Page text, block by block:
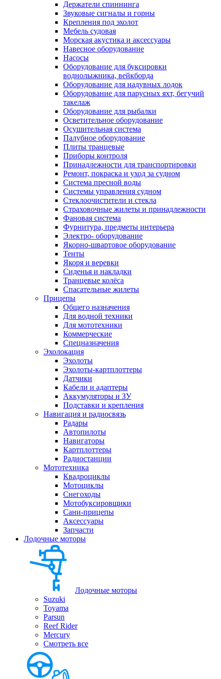
Держатели спиннинга
Звуковые сигналы и горны
Крепления под эхолот
Мебель судовая
Морская акустика и аксессуары
Навесное оборудование
Насосы
Оборудование для буксировки
воднолыжника, вейкборда
Оборудование для надувных лодок
Оборудование для парусных яхт, бегучий
такелаж
Оборудование для рыбалки
Осветительное оборудование
Осушительная система
Палубное оборудование
Плиты транцевые
Приборы контроля
Принадлежности для транспортировки
Ремонт, покраска и уход за судном
Система пресной воды
Системы управления судном
Стеклоочистители и стекла
Страховочные жилеты и принадлежности
Фановая система
Фурнитура, предметы интерьера
Электро- оборудование
Якорно-швартовое оборудование
Тенты
Якоря и веревки
Сиденья и накладки
Транцевые колёса
Спасательные жилеты
Прицепы
Общего назначения
Для водной техники
Для мототехники
Коммерческие
Спецназначения
Эхолокация
Эхолоты
Эхолоты-картплоттеры
Датчики
Кабели и адаптеры
Аккумуляторы и ЗУ
Подставки и крепления
Навигация и радиосвязь
Радары
Автопилоты
Навигаторы
Картплоттеры
Радиостанции
Мототехника
Квадроциклы
Мотоциклы
Снегоходы
Мотобуксировщики
Сани-прицепы
Аксессуары
Запчасти
Лодочные моторы
Лодочные моторы
Suzuki
Toyama
Parsun
Reef Rider
Mercury
Смотреть все